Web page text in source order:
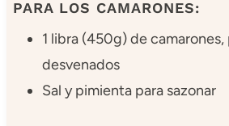
PARA LOS CAMARONES:
1 libra (450g) de camarones,
desvenados
Sal y pimienta para sazonar